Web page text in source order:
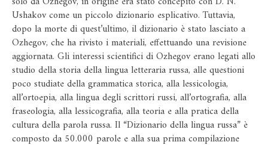
Ushakov come un piccolo dizionario esplicativo. Tuttavia,
dopo la morte di quest’ultimo, il dizionario è stato lasciato a
Ozhegov, che ha rivisto i materiali, effettuando una revisione
aggiornata. Gli interessi scientifici di Ozhegov erano legati allo
studio della storia della lingua letteraria russa, alle questioni
poco studiate della grammatica storica, alla lessicologia,
all’ortoepia, alla lingua degli scrittori russi, all’ortografia, alla
fraseologia, alla lessicografia, alla teoria e alla pratica della
cultura della parola russa. Il “Dizionario della lingua russa” è
composto da 50.000 parole e alla sua prima compilazione